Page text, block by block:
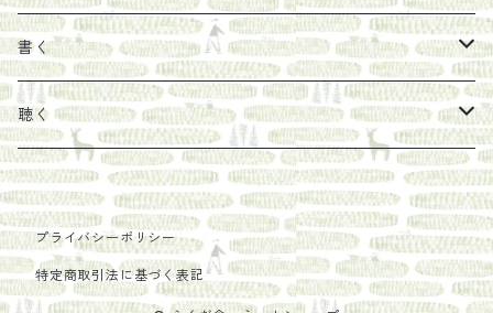
しょうがパウダー
野菜・果物
新しょうが
レモン
タンブラー
新刊では販売しづらくなった本を巡らせて
古本や自由価格本から探す
タイドラー
Sakumag
地下BOOKS
疋田千里
PHILOSOPHIA
古本
あ行
明石書店
赤々舎
亜紀書房
か行
偕成社
笠間書院
さ行
カレンダー
カップ
ステッカー
色川
そこそこ農園
農家民泊JUGEM
だものみち
安田農園
フィリピン
パレスチナ
インドネシア
書く
カムワッカ
らくだ舎
ポストカード
聴く
里
COLECTIVO ALTEPE
プライバシーポリシー
特定商取引法に基づく表記